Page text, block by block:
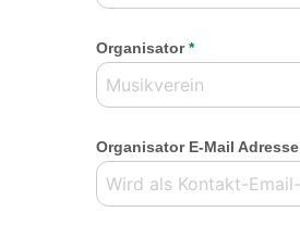
Organisator *
Organisator E-Mail Adresse